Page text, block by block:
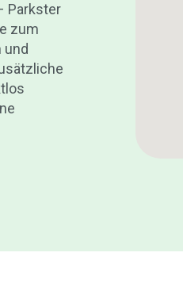
Parkster
zum
und